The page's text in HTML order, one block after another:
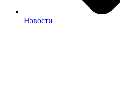
Новости